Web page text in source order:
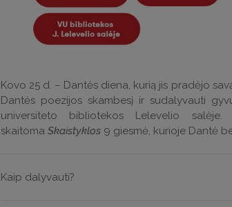
Kovo 25 d. – Dantės diena, kurią jis pradėjo
Dantės poezijos skambesį ir sudalyvauti
universiteto bibliotekos Lelevelio
skaitoma Skaistyklos9 giesmė, kurioje Dantė
Kaip dalyvauti?